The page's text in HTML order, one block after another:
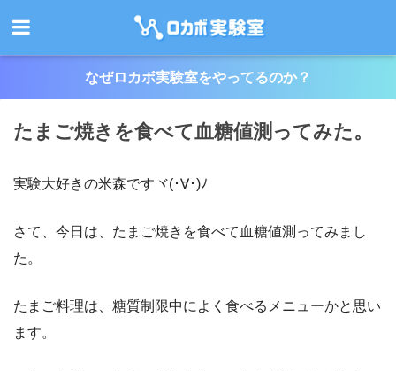
なぜロカボ実験室をやってるのか？
たまご焼きを食べて血糖値測ってみた。
実験大好きの米森ですヾ(･∀･)ﾉ
さて、今日は、たまご焼きを食べて血糖値測ってみまし
た。
たまご料理は、糖質制限中によく食べるメニューかと思い
ます。